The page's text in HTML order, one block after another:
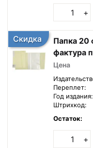
+
Скидка
Папка 20 файлов Pastel 500мкм
фактура
Цена
Переплет:
Год издания:
Штрихкод:
Остаток:
+